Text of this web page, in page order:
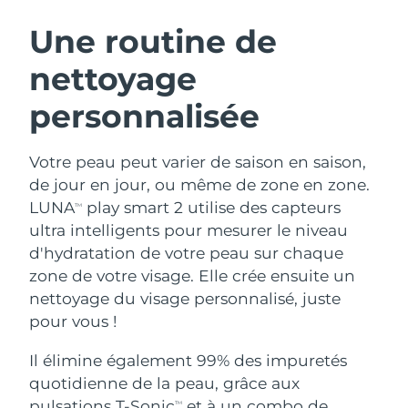
Une routine de
nettoyage
personnalisée
Votre peau peut varier de saison en saison,
de jour en jour, ou même de zone en zone.
LUNATM
play smart 2 utilise des capteurs
ultra intelligents pour mesurer le niveau
d'hydratation de votre peau sur chaque
zone de votre visage. Elle crée ensuite un
nettoyage du visage personnalisé, juste
pour vous !
Il élimine également 99% des impuretés
quotidienne de la peau, grâce aux
TM
Nettoyage du visage
Anti-aging massage
LUNA™ 4 Plus
Massage, LED heating
LUNA™ 4 Men
Lifting
Microcurrent toning
BEAR™ 2 go
Microcurrent toning on-the-go
BEAR™ 2 eyes & lips
Hydratation
UFO™ 3 coffret
Deep facial hydration
Near-infrared and red light therapy
device
Soin bucco-dentaire
issa™ 4
Hybrid silicone sonic toothbrush
Smart hybrid silicone sonic toothbrush
FAQ™ TRAITEMENT ANTI-ÂGE
Anti-âge Traitements LED
Autriche Livraison estimée
Bahreïn
Belgique Livraison estimée
Bermudes Livraison estimée8/15/26
Bosnie-Herzégovine Livraison estimée
Brunei
Bulgarie Livraison estimée8/9/26
Canada
Chili Livraison estimée8/13/26